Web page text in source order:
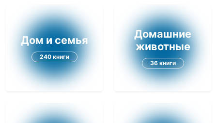
Дом и семья
240 книги
Домашние
животные
36 книги